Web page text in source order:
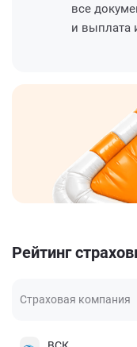
все
и выплата
Рейтинг
Страховая компания